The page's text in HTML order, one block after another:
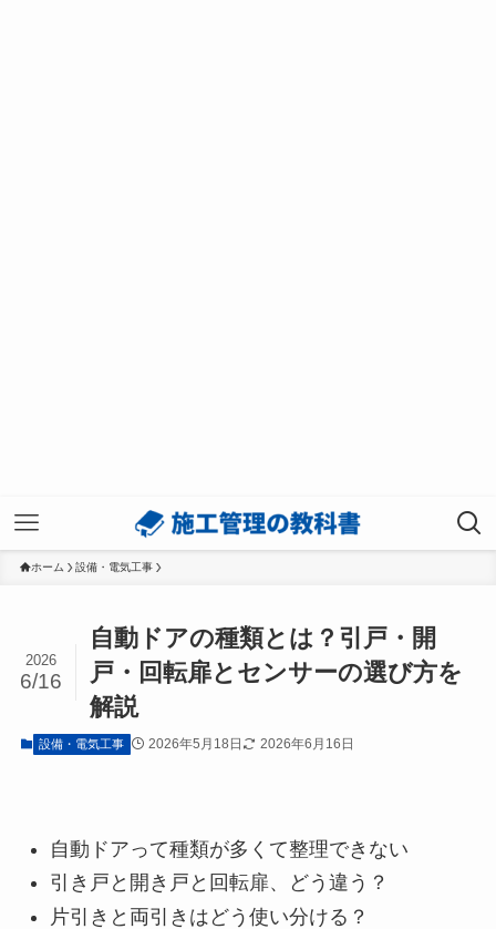
ホーム 設備・電気工事
自動ドアの種類とは？引戸・開
戸・回転扉とセンサーの選び方を
解説
2026
6/16
設備・電気工事 2026年5月18日 2026年6月16日
自動ドアって種類が多くて整理できない
引き戸と開き戸と回転扉、どう違う？
片引きと両引きはどう使い分ける？